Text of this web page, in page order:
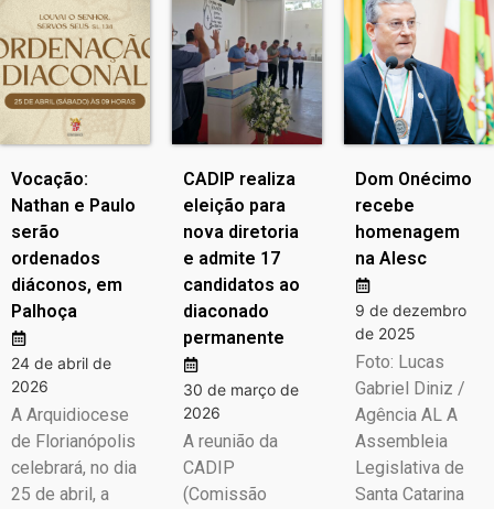
Vocação:
Nathan e Paulo
serão
ordenados
diáconos, em
Palhoça
24 de abril de
2026
A Arquidiocese
de Florianópolis
celebrará, no dia
25 de abril, a
CADIP realiza
eleição para
nova diretoria
e admite 17
candidatos ao
diaconado
permanente
30 de março de
2026
A reunião da
CADIP
(Comissão
Dom Onécimo
recebe
homenagem
na Alesc
9 de dezembro
de 2025
Foto: Lucas
Gabriel Diniz /
Agência AL A
Assembleia
Legislativa de
Santa Catarina